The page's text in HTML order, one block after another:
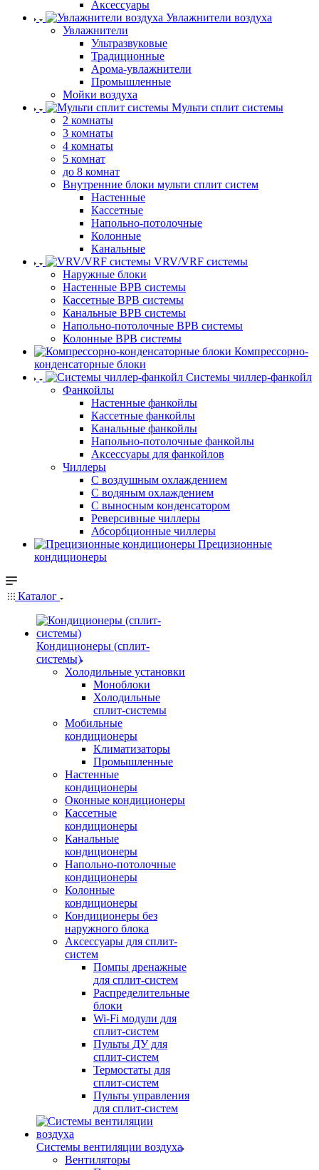
Аксессуары
Увлажнители воздуха
Увлажнители
Ультразвуковые
Традиционные
Арома-увлажнители
Промышленные
Мойки воздуха
Мульти сплит системы
2 комнаты
3 комнаты
4 комнаты
5 комнат
до 8 комнат
Внутренние блоки мульти сплит систем
Настенные
Кассетные
Напольно-потолочные
Колонные
Канальные
VRV/VRF системы
Наружные блоки
Настенные ВРВ системы
Кассетные ВРВ системы
Канальные ВРВ системы
Напольно-потолочные ВРВ системы
Колонные ВРВ системы
Компрессорно-
конденсаторные блоки
Системы чиллер-фанкойл
Фанкойлы
Настенные фанкойлы
Кассетные фанкойлы
Канальные фанкойлы
Напольно-потолочные фанкойлы
Аксессуары для фанкойлов
Чиллеры
С воздушным охлаждением
С водяным охлаждением
С выносным конденсатором
Реверсивные чиллеры
Абсорбционные чиллеры
Прецизионные
кондиционеры
Каталог
Кондиционеры (сплит-
системы)
Холодильные установки
Моноблоки
Холодильные
сплит-системы
Мобильные
кондиционеры
Климатизаторы
Промышленные
Настенные
кондиционеры
Оконные кондиционеры
Кассетные
кондиционеры
Канальные
кондиционеры
Напольно-потолочные
кондиционеры
Колонные
кондиционеры
Кондиционеры без
наружного блока
Аксессуары для сплит-
систем
Помпы дренажные
для сплит-систем
Распределительные
блоки
Wi-Fi модули для
сплит-систем
Пульты ДУ для
сплит-систем
Термостаты для
сплит-систем
Пульты управления
для сплит-систем
Системы вентиляции воздуха
Вентиляторы